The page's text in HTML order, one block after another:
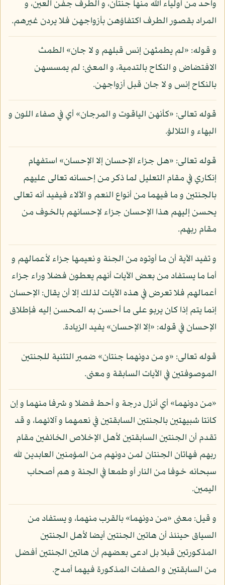
واحد من أولياء الله منها جنتان، و الطرف جفن العين، و
المراد بقصور الطرف اكتفاؤهن بأزواجهن فلا يردن غيرهم.
و قوله: «لم يطمثهن إنس قبلهم و لا جان» الطمث
الافتضاض و النكاح بالتدمية، و المعنى: لم يمسسهن
بالنكاح إنس و لا جان قبل أزواجهن.
قوله تعالى: «كأنهن الياقوت و المرجان» أي في صفاء اللون و
البهاء و التلالؤ.
قوله تعالى: «هل جزاء الإحسان إلا الإحسان» استفهام
إنكاري في مقام التعليل لما ذكر من إحسانه تعالى عليهم
بالجنتين و ما فيهما من أنواع النعم و الآلاء فيفيد أنه تعالى
يحسن إليهم هذا الإحسان جزاء لإحسانهم بالخوف من
مقام ربهم.
و تفيد الآية أن ما أوتوه من الجنة و نعيمها جزاء لأعمالهم و
أما ما يستفاد من بعض الآيات أنهم يعطون فضلا وراء جزاء
أعمالهم فلا تعرض في هذه الآيات لذلك إلا أن يقال: الإحسان
إنما يتم إذا كان يربو على ما أحسن به المحسن إليه فإطلاق
الإحسان في قوله: «إلا الإحسان» يفيد الزيادة.
قوله تعالى: «و من دونهما جنتان» ضمير التثنية للجنتين
الموصوفتين في الآيات السابقة و معنى.
«من دونهما» أي أنزل درجة و أحط فضلا و شرفا منهما و إن
كانتا شبيهتين بالجنتين السابقتين في نعمهما و آلائهما، و قد
تقدم أن الجنتين السابقتين لأهل الإخلاص الخائفين مقام
ربهم فهاتان الجنتان لمن دونهم من المؤمنين العابدين لله
سبحانه خوفا من النار أو طمعا في الجنة و هم أصحاب
اليمين.
و قيل: معنى «من دونهما» بالقرب منهما، و يستفاد من
السياق حينئذ أن هاتين الجنتين أيضا لأهل الجنتين
المذكورتين قبلا بل ادعى بعضهم أن هاتين الجنتين أفضل
من السابقتين و الصفات المذكورة فيهما أمدح.